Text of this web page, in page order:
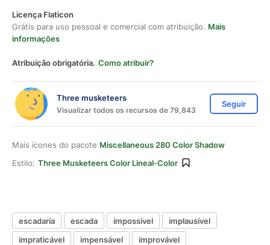
Licença Flaticon
Grátis para uso pessoal e comercial com atribuição. Mais
informações
Atribuição obrigatória. Como atribuir?
Three musketeers
Visualizar todos os recursos de 79,843
Seguir
Mais ícones do pacote Miscellaneous 280 Color Shadow
Estilo: Three Musketeers Color Lineal-Color
escadaria escada impossível
implausível
impraticável
impensável improvável